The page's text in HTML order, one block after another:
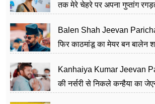
तक मेरे चेहरे पर अपना गुप्तांग
Balen Shah Jeevan
फिर काठमांडू का मेयर बन बालेन
Kanhaiya Kumar Jeevan
की नर्सरी से निकले कन्हैया का